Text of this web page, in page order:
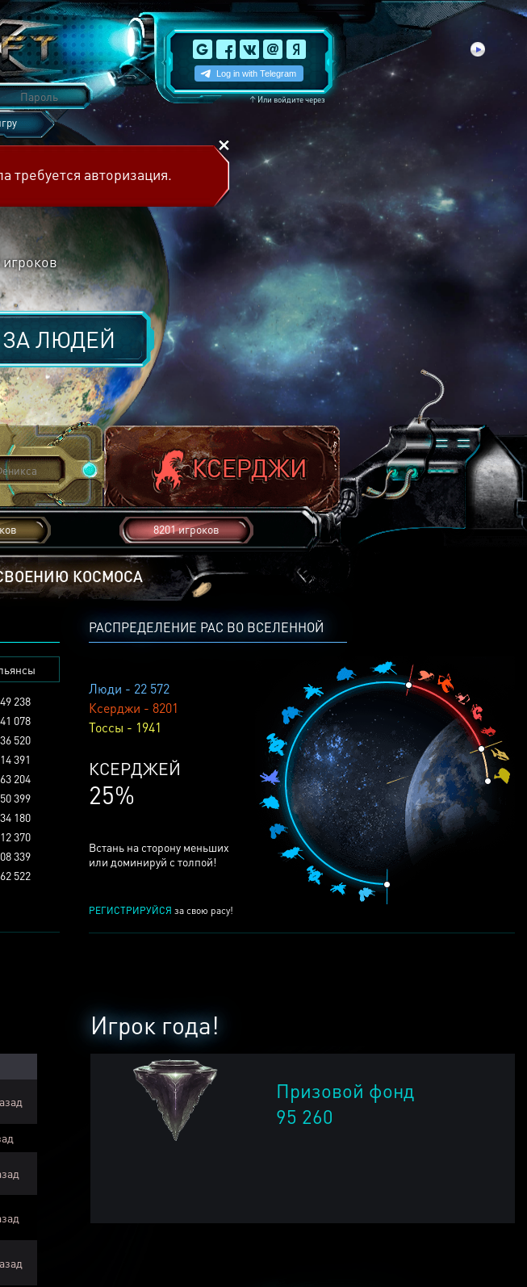
↑Или войдите через
требуется авторизация.
игроков
ЛЮДЕЙ
8201 игроков
КОСМОСА
РАСПРЕДЕЛЕНИЕ РАС ВО ВСЕЛЕННОЙ
Люди - 22 572
Ксерджи - 8201
Тоссы - 1941
ТОССОВ
5%
Встань на сторону меньших
или доминируй с толпой!
РЕГИСТРИРУЙСЯ за свою расу!
238
078
520
391
204
399
180
370
339
522
Игрок года!
Призовой фонд
95 260